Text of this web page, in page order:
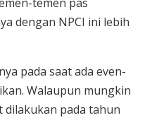
dengan NPCI ini lebih
pada saat ada even-
Walaupun mungkin
dilakukan pada tahun